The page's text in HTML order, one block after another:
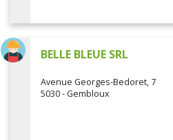
BELLE BLEUE SRL
Avenue Georges-Bedoret, 7
5030 - Gembloux